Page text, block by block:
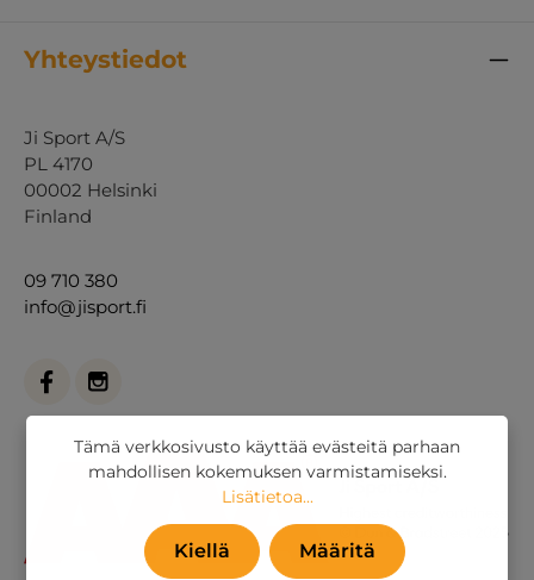
Yhteystiedot
Ji Sport A/S
PL 4170
00002 Helsinki
Finland
09 710 380
info@jisport.fi
Tämä verkkosivusto käyttää evästeitä parhaan
mahdollisen kokemuksen varmistamiseksi.
Lisätietoa...
Kiellä Määritä